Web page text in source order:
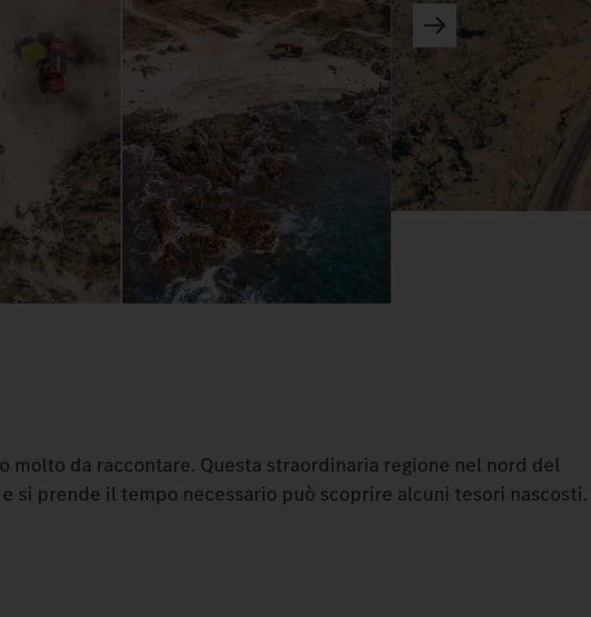
molto da raccontare. Questa straordinaria regione nel nord del
si prende il tempo necessario può scoprire alcuni tesori nascosti.